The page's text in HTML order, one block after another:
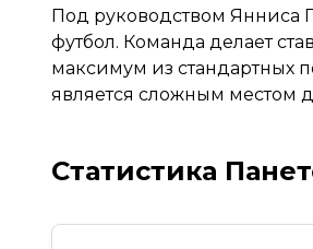
Под руководством Янниса
футбол. Команда делает
максимум из стандартных
является сложным местом
Статистика